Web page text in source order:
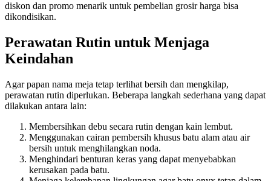
diskon dan promo menarik untuk pembelian grosir harga bisa
dikondisikan.
Perawatan Rutin untuk Menjaga
Keindahan
Agar papan nama meja tetap terlihat bersih dan mengkilap,
perawatan rutin diperlukan. Beberapa langkah sederhana yang dapat
dilakukan antara lain:
Membersihkan debu secara rutin dengan kain lembut.
Menggunakan cairan pembersih khusus batu alam atau air
bersih untuk menghilangkan noda.
Menghindari benturan keras yang dapat menyebabkan
kerusakan pada batu.